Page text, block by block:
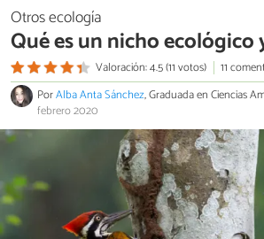
Otros ecología
Qué es un nicho ecológico
Valoración: 4.5 (11 votos)
11
PorAlba Anta Sánchez, Graduada en Ciencias
febrero 2020